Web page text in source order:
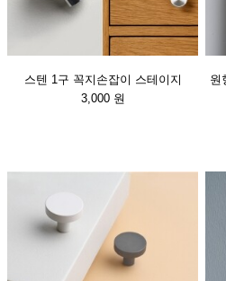
스텐 1구 꼭지손잡이 스테이지
3,000 원
원